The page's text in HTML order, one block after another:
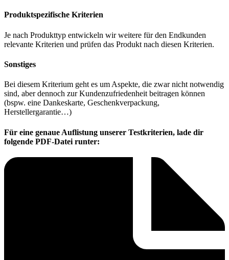
Produktspezifische Kriterien
Je nach Produkttyp entwickeln wir weitere für den Endkunden
relevante Kriterien und prüfen das Produkt nach diesen Kriterien.
Sonstiges
Bei diesem Kriterium geht es um Aspekte, die zwar nicht notwendig
sind, aber dennoch zur Kundenzufriedenheit beitragen können
(bspw. eine Dankeskarte, Geschenkverpackung,
Herstellergarantie…)
Für eine genaue Auflistung unserer Testkriterien, lade dir
folgende PDF-Datei runter: